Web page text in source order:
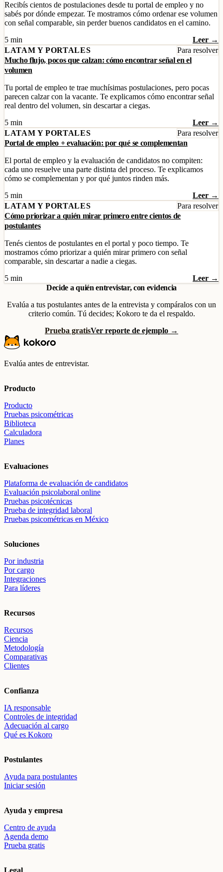
Recibís cientos de postulaciones desde tu portal de empleo y no
sabés por dónde empezar. Te mostramos cómo ordenar ese volumen
con señal comparable, sin perder buenos candidatos en el camino.
5 min
Leer →
LATAM Y PORTALES
Para resolver
Mucho flujo, pocos que calzan: cómo encontrar señal en el
volumen
Tu portal de empleo te trae muchísimas postulaciones, pero pocas
parecen calzar con la vacante. Te explicamos cómo encontrar señal
real dentro del volumen, sin descartar a ciegas.
5 min
Leer →
LATAM Y PORTALES
Para resolver
Portal de empleo + evaluación: por qué se complementan
El portal de empleo y la evaluación de candidatos no compiten:
cada uno resuelve una parte distinta del proceso. Te explicamos
cómo se complementan y por qué juntos rinden más.
5 min
Leer →
LATAM Y PORTALES
Para resolver
Cómo priorizar a quién mirar primero entre cientos de
postulantes
Tenés cientos de postulantes en el portal y poco tiempo. Te
mostramos cómo priorizar a quién mirar primero con señal
comparable, sin descartar a nadie a ciegas.
5 min
Leer →
Decide a quién entrevistar, con evidencia
Evalúa a tus postulantes antes de la entrevista y compáralos con un
criterio común. Tú decides; Kokoro te da el respaldo.
Prueba gratisVer reporte de ejemplo →
Evalúa antes de entrevistar.
Producto
Producto
Pruebas psicométricas
Biblioteca
Calculadora
Planes
Evaluaciones
Plataforma de evaluación de candidatos
Evaluación psicolaboral online
Pruebas psicotécnicas
Prueba de integridad laboral
Pruebas psicométricas en México
Soluciones
Por industria
Por cargo
Integraciones
Para líderes
Recursos
Recursos
Ciencia
Metodología
Comparativas
Clientes
Confianza
IA responsable
Controles de integridad
Adecuación al cargo
Qué es Kokoro
Postulantes
Ayuda para postulantes
Iniciar sesión
Ayuda y empresa
Centro de ayuda
Agenda demo
Prueba gratis
Legal